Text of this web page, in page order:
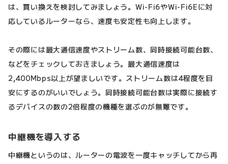
は、買い換えを検討してみましょう。Wi-Fi6やWi-Fi6Eに対
応しているルーターなら、速度も安定性も向上します。
その際には最大通信速度やストリーム数、同時接続可能台数、
などをチェックしておきましょう。最大通信速度は
2,400Mbps以上が望ましいです。ストリーム数は4程度を目
安にするのがいいでしょう。同時接続可能台数は実際に接続す
るデバイスの数の2倍程度の機種を選ぶのが無難です。
中継機を導入する
中継機というのは、ルーターの電波を一度キャッチしてから再